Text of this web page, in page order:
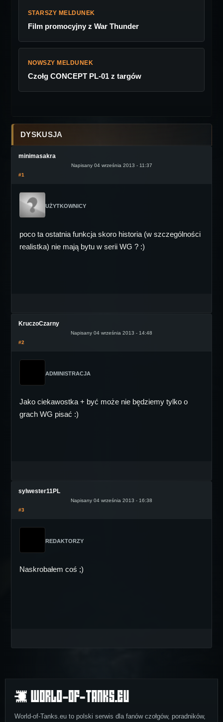
STARSZY MELDUNEK
Film promocyjny z War Thunder
NOWSZY MELDUNEK
Czołg CONCEPT PL-01 z targów
DYSKUSJA
minimasakra
Napisany 04 września 2013 - 11:37
#1
UŻYTKOWNICY
poco ta ostatnia funkcja skoro historia (w szczególności
realistka) nie mają bytu w serii WG ? :)
KruczoCzarny
Napisany 04 września 2013 - 14:48
#2
ADMINISTRACJA
Jako ciekawostka + być może nie będziemy tylko o
grach WG pisać :)
sylwester11PL
Napisany 04 września 2013 - 16:38
#3
REDAKTORZY
Naskrobałem coś ;)
World-of-Tanks.eu to polski serwis dla fanów czołgów, poradników,